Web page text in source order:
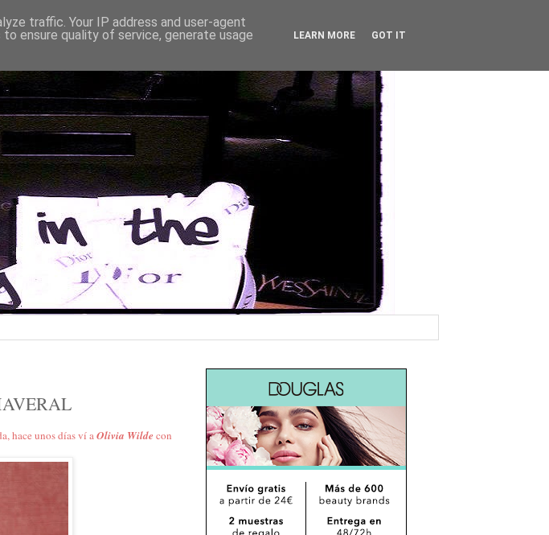
hace unos días ví aOlivia Wilde con
traffic. Your IP address and user-agent
ensure quality of service, generate usage
LEARN MORE GOT IT